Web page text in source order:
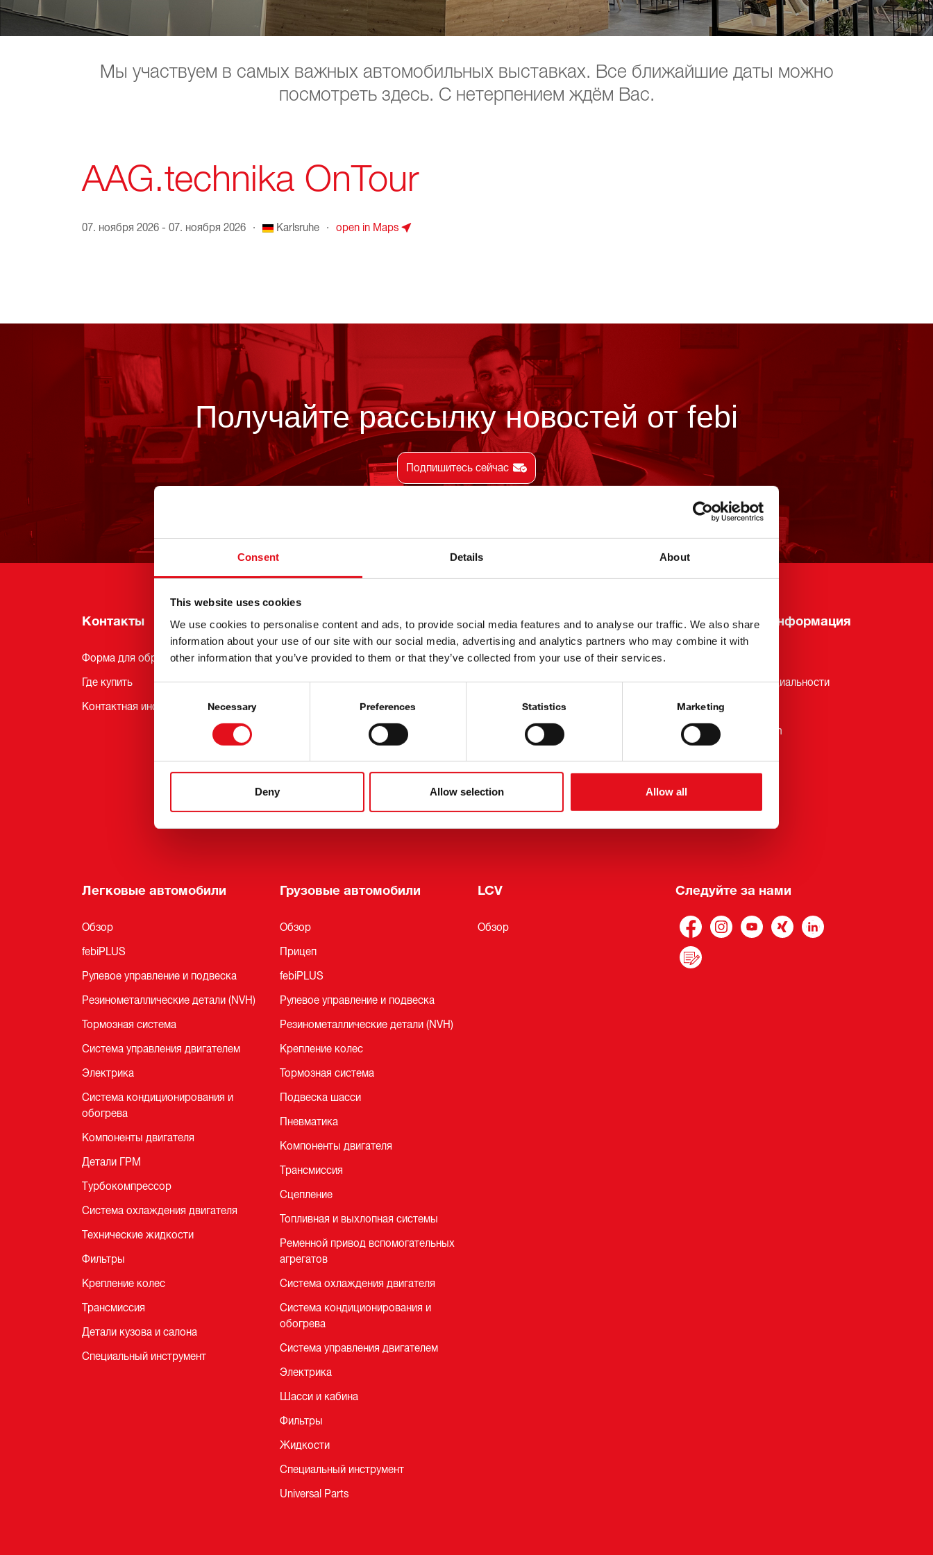
Consent Details About
This website uses cookies
We use cookies to personalise content and ads, to provide social media features and to analyse our traffic. We also share
information about your use of our site with our social media, advertising and analytics partners who may combine it with
other information that you’ve provided to them or that they’ve collected from your use of their services.
Selection
Necessary Preferences Statistics Marketing
Deny Allow selection Allow all
Мы участвуем в самых важных автомобильных выставках. Все ближайшие даты можно
посмотреть здесь. С нетерпением ждём Вас.
AAG.technika OnTour
07. ноября 2026 - 07. ноября 2026 · Karlsruhe · open in Maps
Получайте рассылку новостей от febi
Подпишитесь сейчас
Контакты
Форма для обратной связи
Где купить
Контактная информация
Информация
Новости
Услуги
Подписка на рассылку
О febi
О febi
Ссылки
Юридическая информация
Политика конфиденциальности
Общие условия
Whistleblower Platform
Легковые автомобили
Обзор
febiPLUS
Рулевое управление и подвеска
Резинометаллические детали (NVH)
Тормозная система
Система управления двигателем
Электрика
Система кондиционирования и
обогрева
Компоненты двигателя
Детали ГРМ
Турбокомпрессор
Система охлаждения двигателя
Технические жидкости
Фильтры
Крепление колес
Трансмиссия
Детали кузова и салона
Специальный инструмент
Грузовые автомобили
Обзор
Прицеп
febiPLUS
Рулевое управление и подвеска
Pезинометаллические детали (NVH)
Крепление колес
Тормозная система
Подвеска шасси
Пневматика
Компоненты двигателя
Трансмиссия
Сцепление
Топливная и выхлопная системы
Ременной привод вспомогательных
агрегатов
Система охлаждения двигателя
Система кондиционирования и
обогрева
Система управления двигателем
Электрика
Шасси и кабина
Фильтры
Жидкости
Специальный инструмент
Universal Parts
LCV
Обзор
Следуйте за нами